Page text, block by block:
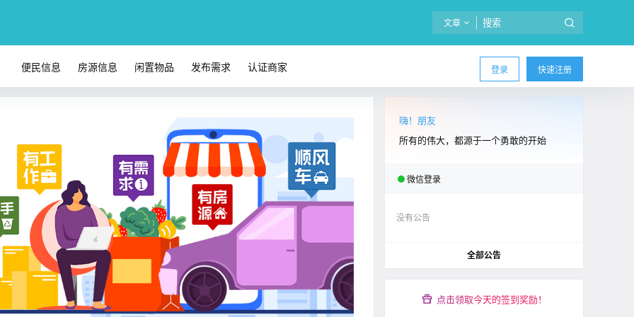
文章
登录 快速注册
便民信息 房源信息 闲置物品 发布需求 认证商家
嗨！朋友
所有的伟大，都源于一个勇敢的开始
微信登录
没有公告
全部公告
点击领取今天的签到奖励！